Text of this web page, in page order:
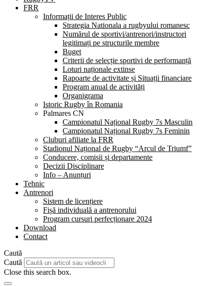
FRR
Informații de Interes Public
Strategia Nationala a rugbyului romanesc
Numărul de sportivi/antrenori/instructori
legitimați pe structurile membre
Buget
Criterii de selecție sportivi de performanță
Loturi naționale extinse
Rapoarte de activitate și Situații financiare
Program anual de activități
Organigrama
Istoric Rugby în Romania
Palmares CN
Campionatul Național Rugby 7s Masculin
Campionatul Național Rugby 7s Feminin
Cluburi afiliate la FRR
Stadionul Național de Rugby “Arcul de Triumf”
Conducere, comisii și departamente
Decizii Disciplinare
Info – Anunțuri
Tehnic
Antrenori
Sistem de licențiere
Fișă individuală a antrenorului
Program cursuri perfecționare 2024
Download
Contact
Caută
Caută
Close this search box.